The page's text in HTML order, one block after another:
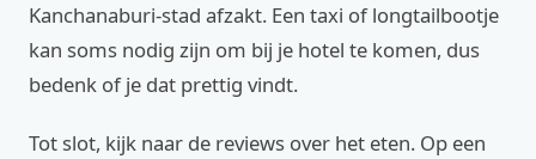
Kanchanaburi-stad afzakt. Een taxi of longtailbootje
kan soms nodig zijn om bij je hotel te komen, dus
bedenk of je dat prettig vindt.
Tot slot, kijk naar de reviews over het eten. Op een